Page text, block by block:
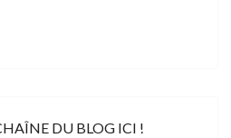
DU BLOG ICI !